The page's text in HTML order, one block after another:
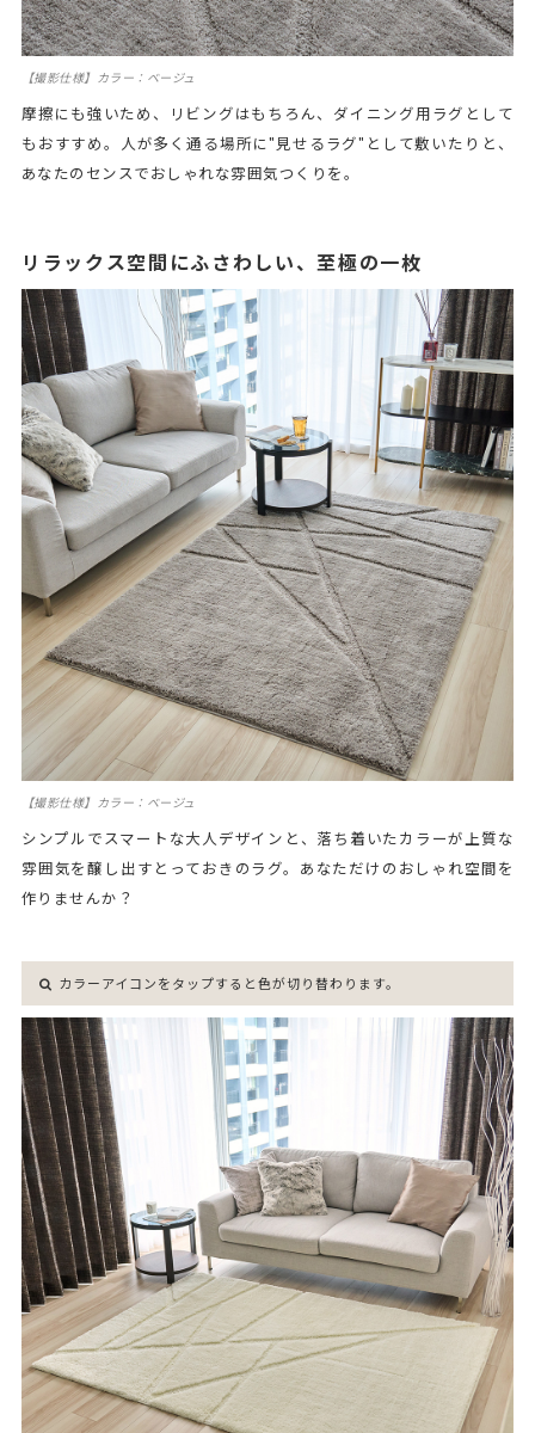
【撮影仕様】カラー：ベージュ
摩擦にも強いため、リビングはもちろん、ダイニング用ラグとして
もおすすめ。人が多く通る場所に"見せるラグ"として敷いたりと、
あなたのセンスでおしゃれな雰囲気つくりを。
リラックス空間にふさわしい、至極の一枚
【撮影仕様】カラー：ベージュ
シンプルでスマートな大人デザインと、落ち着いたカラーが上質な
雰囲気を醸し出すとっておきのラグ。あなただけのおしゃれ空間を
作りませんか？
カラーアイコンをタップすると色が切り替わります。